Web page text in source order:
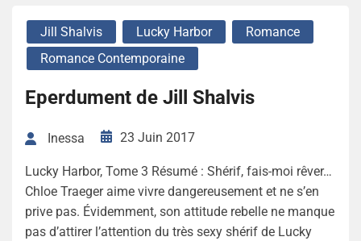
Jill Shalvis Lucky Harbor
Romance
Romance Contemporaine
Eperdument de Jill Shalvis
Inessa 23 Juin 2017
Lucky Harbor, Tome 3 Résumé : Shérif, fais-moi rêver…
Chloe Traeger aime vivre dangereusement et ne s’en
prive pas. Évidemment, son attitude rebelle ne manque
pas d’attirer l’attention du très sexy shérif de Lucky